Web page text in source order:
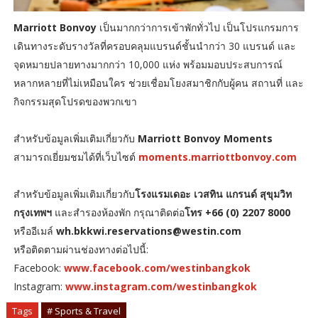
Marriott Bonvoy เป็นมากกว่าการเข้าพักทั่วไป เป็นโปรแกรมการ
เดินทางระดับรางวัลที่ครอบคลุมแบรนด์ชั้นนำกว่า 30 แบรนด์ และ
จุดหมายปลายทางมากกว่า 10,000 แห่ง พร้อมมอบประสบการณ์
หลากหลายที่ไม่เหมือนใคร ช่วยเชื่อมโยงสมาชิกกับผู้คน สถานที่ และ
กิจกรรมสุดโปรดของพวกเขา
สำหรับข้อมูลเพิ่มเติมเกี่ยวกับ Marriott Bonvoy Moments
สามารถเยี่ยมชมได้ที่เว็บไซต์ moments.marriottbonvoy.com
สำหรับข้อมูลเพิ่มเติมเกี่ยวกับโรงแรมเดอะ เวสทิน แกรนด์ สุขุมวิท
กรุงเทพฯและสำรองห้องพัก กรุณาติดต่อโทร +66 (0) 2207 8000
หรืออีเมล์ wh.bkkwi.reservations@westin.com
หรือติดตามผ่านช่องทางต่อไปนี้:
Facebook: www.facebook.com/westinbangkok
Instagram: www.instagram.com/westinbangkok
Tags # Sports & Travel